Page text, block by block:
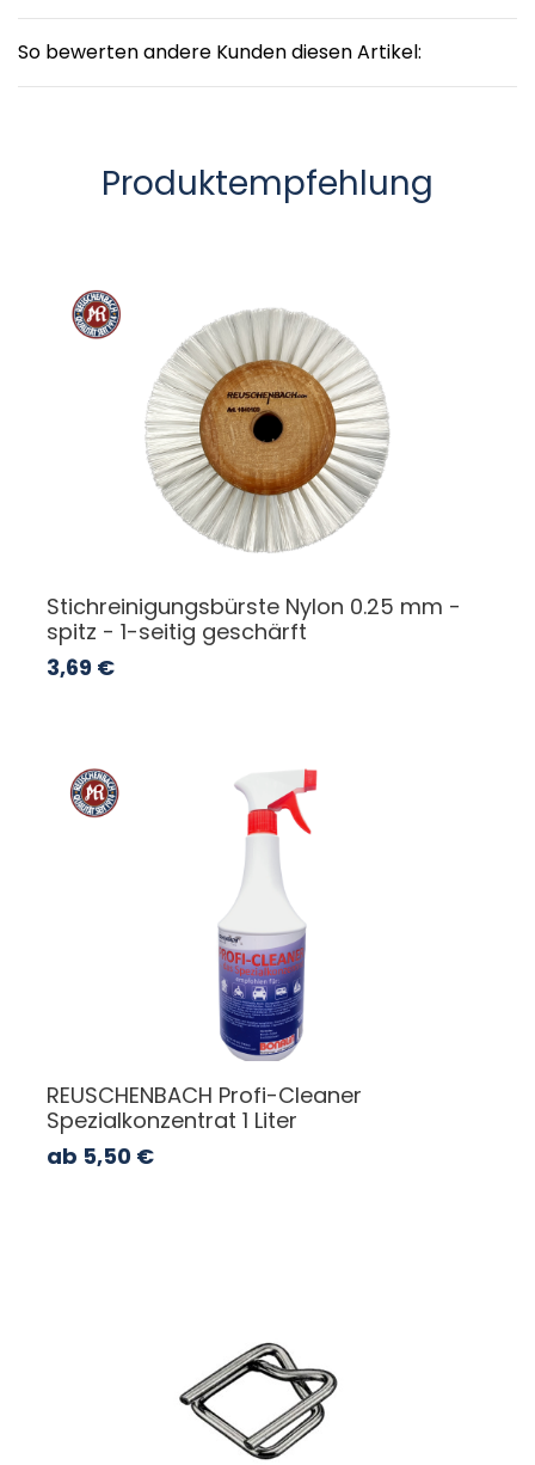
So bewerten andere Kunden diesen Artikel:
Produktempfehlung
Stichreinigungsbürste Nylon 0.25 mm -
spitz - 1-seitig geschärft
3,69 €
REUSCHENBACH Profi-Cleaner
Spezialkonzentrat 1 Liter
ab 5,50 €